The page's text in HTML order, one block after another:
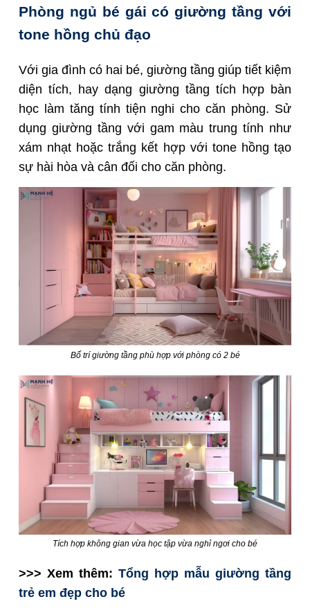
Phòng ngủ bé gái có giường tầng với
tone hồng chủ đạo
Với gia đình có hai bé, giường tầng giúp tiết kiệm
diện tích, hay dạng giường tầng tích hợp bàn
học làm tăng tính tiện nghi cho căn phòng. Sử
dụng giường tầng với gam màu trung tính như
xám nhạt hoặc trắng kết hợp với tone hồng tạo
sự hài hòa và cân đối cho căn phòng.
Bố trí giường tầng phù hợp với phòng có 2 bé
Tích hợp không gian vừa học tập vừa nghỉ ngơi cho bé
>>> Xem thêm: Tổng hợp mẫu giường tầng
trẻ em đẹp cho bé